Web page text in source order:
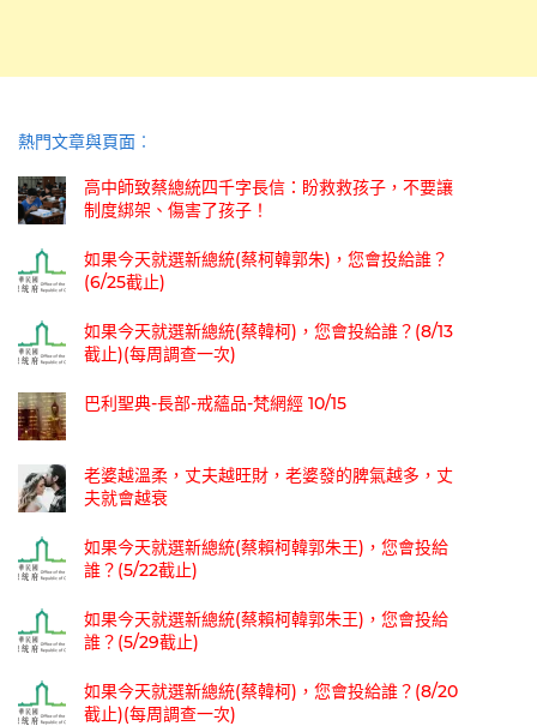
熱門文章與頁面︰
高中師致蔡總統四千字長信：盼救救孩子，不要讓
制度綁架、傷害了孩子！
如果今天就選新總統(蔡柯韓郭朱)，您會投給誰？
(6/25截止)
如果今天就選新總統(蔡韓柯)，您會投給誰？(8/13
截止)(每周調查一次)
巴利聖典-長部-戒蘊品-梵網經 10/15
老婆越溫柔，丈夫越旺財，老婆發的脾氣越多，丈
夫就會越衰
如果今天就選新總統(蔡賴柯韓郭朱王)，您會投給
誰？(5/22截止)
如果今天就選新總統(蔡賴柯韓郭朱王)，您會投給
誰？(5/29截止)
如果今天就選新總統(蔡韓柯)，您會投給誰？(8/20
截止)(每周調查一次)